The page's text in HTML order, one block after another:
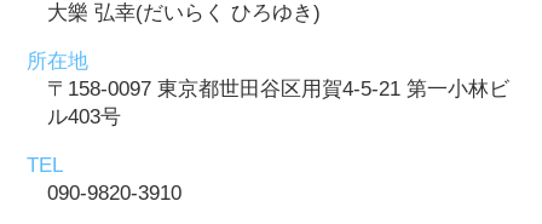
大樂 弘幸(だいらく ひろゆき)
所在地
〒158-0097 東京都世田谷区用賀4-5-21 第一小林ビ
ル403号
TEL
090-9820-3910